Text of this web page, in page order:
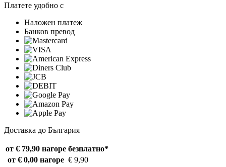
Платете удобно с
Наложен платеж
Банков превод
Доставка до България
от € 79,90 нагоре безплатно*
от € 0,00 нагоре € 9,90